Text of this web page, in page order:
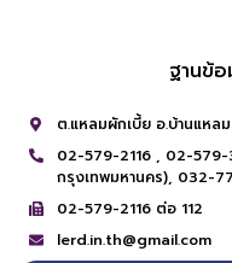
ฐานข้
ต.แหลมผักเบี้ย อ.บ้านแหล
02-579-2116 , 02-579-
กรุงเทพมหานคร), 032-
02-579-2116 ต่อ 112
lerd.in.th@gmail.com